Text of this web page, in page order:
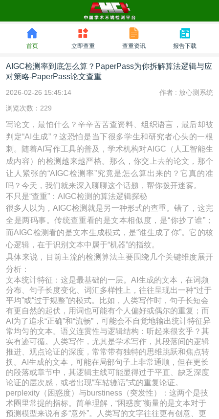
首页 立即查重 查重资讯 报告下载
AIGC检测率到底怎么算？PaperPass为你拆解算法逻辑与应
对策略-PaperPass论文查重
2026-02-26 15:45:14 作者 : 放心测系统
浏览次数：229
写论文，最怕什么？辛辛苦苦查资料、组织语言，最后却被
判定“AI生成”？这恐怕是当下很多学生和研究者心头的一根
刺。随着AI写作工具的普及，学术机构对AIGC（人工智能生
成内容）的检测越来越严格。那么，你交上去的论文，那个
让人紧张的“AIGC检测率”究竟是怎么算出来的？它真的准
吗？今天，我们就来深入聊聊这个话题，帮你拨开迷雾。
不只是“查重”：AIGC检测的算法逻辑探秘
很多人以为，AIGC检测就是另一种形式的查重。错了，这完
全是两码事。传统查重看的是文本相似度，是“你抄了谁”；
而AIGC检测看的是文本生成模式，是“谁生成了你”。它的核
心逻辑，在于识别文本中属于“机器”的指纹。
具体来说，目前主流的检测算法主要围绕几个关键维度展开
分析：
文本统计特征：这是最基础的一层。AI生成的文本，在词频
分布、句子长度变化、词汇多样性上，往往呈现出一种“过于
平均”或“过于规整”的模式。比如，人类写作时，句子长短会
有更自然的起伏，用词也可能有个人偏好或偶尔的重复；而
AI为了追求“正确”和“流畅”，可能会不自觉地输出统计特征异
常均匀的文本。语义连贯性与逻辑结构：听起来很玄乎？其
实有迹可循。人类写作，尤其是学术写作，其段落间的逻辑
推进、观点论证的深度，常常带有独特的思维跳跃和焦点转
换。AI生成的文本，可能在局部句子上非常通顺，但在更长
的段落或章节中，其逻辑主线可能显得过于平直、缺乏深度
论证的层次感，或者出现“车轱辘话”式的重复论证。
perplexity（困惑度）与burstiness（突发性）：这两个是技
术圈里常提的指标。简单理解，“困惑度”衡量的是文本对于
预测模型来说有多“意外”。人类写的文字往往更有创意、更